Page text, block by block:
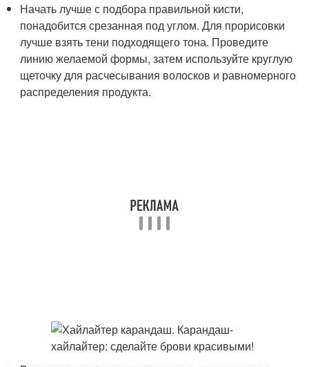
Начать лучше с подбора правильной кисти,
понадобится срезанная под углом. Для прорисовки
лучше взять тени подходящего тона. Проведите
линию желаемой формы, затем используйте круглую
щеточку для расчесывания волосков и равномерного
распределения продукта.